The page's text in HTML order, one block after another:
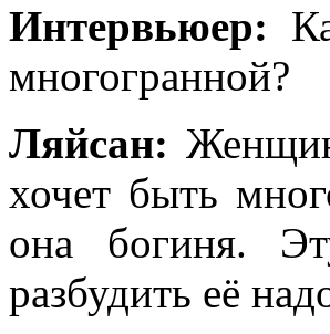
Интервьюер:
многогранной?
Ляйсан:
хочет быть
она богиня.
разбудить её